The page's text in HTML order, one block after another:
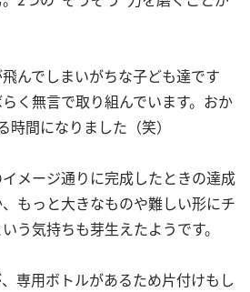
んでしまいがちな子ども達です
く無言で取り組んでいます。おか
間になりました（笑）
メージ通りに完成したときの達成
もっと大きなものや難しい形にチ
う気持ちも芽生えたようです。
専用ボトルがあるため片付けもし